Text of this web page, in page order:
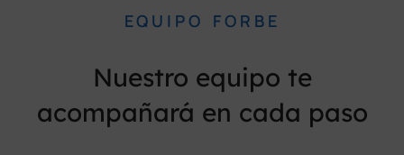
EQUIPO FORBE
Nuestro equipo te
acompañará en cada paso